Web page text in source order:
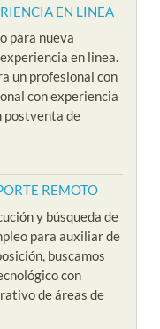
EN LINEA
para nueva
en linea.
un profesional con
con experiencia
postventa de
REMOTO
y búsqueda de
para auxiliar de
buscamos
con
de áreas de